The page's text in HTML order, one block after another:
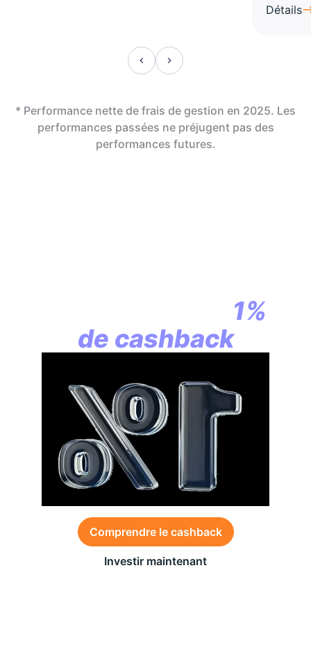
Détails
* Performance nette de frais de gestion en 2025. Les
performances passées ne préjugent pas des
performances futures.
1%
de cashback
Comprendre le cashback
Investir maintenant